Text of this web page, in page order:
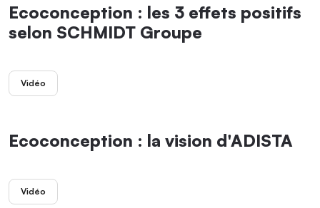
Ecoconception : les 3 effets positifs
selon SCHMIDT Groupe
Vidéo
Ecoconception : la vision d'ADISTA
Vidéo